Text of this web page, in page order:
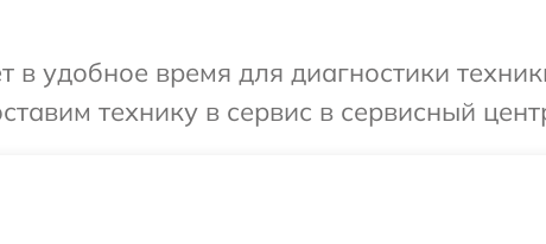
удобное время для диагностики
технику в сервис в сервисный